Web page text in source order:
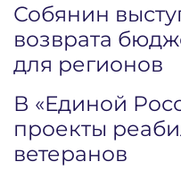
Собянин
возврата
для регионов
В «Единой
проекты
ветеранов